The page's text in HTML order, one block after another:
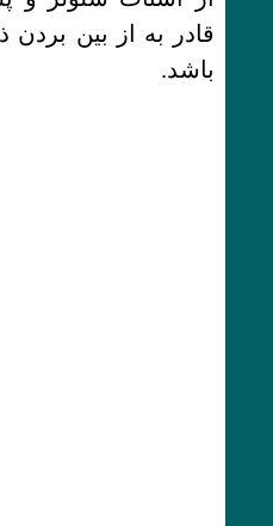
باشد.